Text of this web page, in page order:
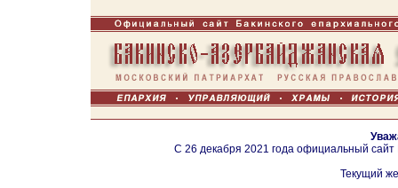
С 26 декабря 2021 года официальный
Текущий